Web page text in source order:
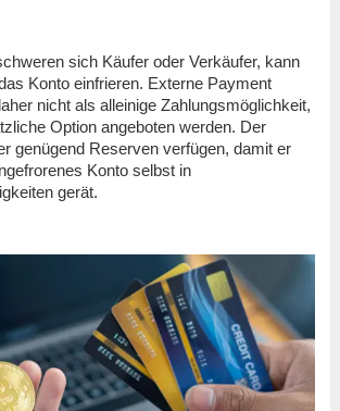
sich Käufer oder Verkäufer, kann
Konto einfrieren. Externe Payment
nicht als alleinige Zahlungsmöglichkeit,
Option angeboten werden. Der
genügend Reserven verfügen, damit er
Konto selbst in
gerät.